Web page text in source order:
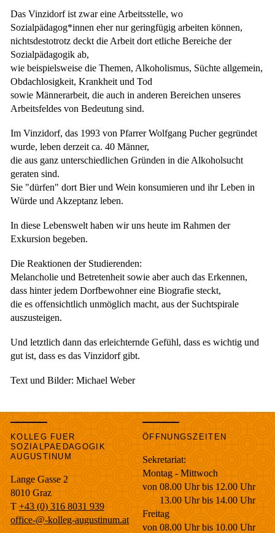
Das Vinzidorf ist zwar eine Arbeitsstelle, wo
Sozialpädagog*innen eher nur geringfügig arbeiten können,
nichtsdestotrotz deckt die Arbeit dort etliche Bereiche der
Sozialpädagogik ab,
wie beispielsweise die Themen, Alkoholismus, Süchte allgemein,
Obdachlosigkeit, Krankheit und Tod
sowie Männerarbeit, die auch in anderen Bereichen unseres
Arbeitsfeldes von Bedeutung sind.
Im Vinzidorf, das 1993 von Pfarrer Wolfgang Pucher gegründet
wurde, leben derzeit ca. 40 Männer,
die aus ganz unterschiedlichen Gründen in die Alkoholsucht
geraten sind.
Sie "dürfen" dort Bier und Wein konsumieren und ihr Leben in
Würde und Akzeptanz leben.
In diese Lebenswelt haben wir uns heute im Rahmen der
Exkursion begeben.
Die Reaktionen der Studierenden:
Melancholie und Betretenheit sowie aber auch das Erkennen,
dass hinter jedem Dorfbewohner eine Biografie steckt,
die es offensichtlich unmöglich macht, aus der Suchtspirale
auszusteigen.
Und letztlich dann das erleichternde Gefühl, dass es wichtig und
gut ist, dass es das Vinzidorf gibt.
Text und Bilder: Michael Weber
KOLLEG FUER
SOZIALPAEDAGOGIK
AUGUSTINUM
Lange Gasse 2
8010 Graz
T +43 (0) 316 8031 939
office-@-kolleg-augustinum.at
ÖFFNUNGSZEITEN
Sekretariat:
Montag - Mittwoch
von 08.00 Uhr bis 12.00 Uhr
13.00 Uhr bis 14.00 Uhr
Freitag
von 08.00 Uhr bis 10.00 Uhr